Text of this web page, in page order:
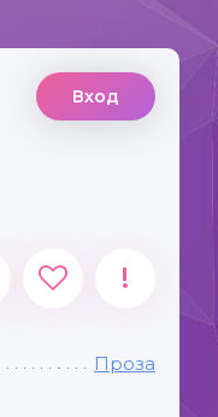
Вход
!
Проза